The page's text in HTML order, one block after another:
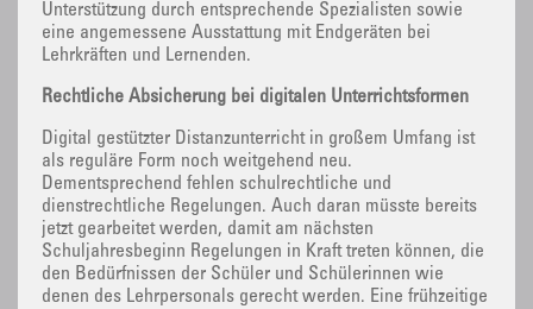
Unterstützung durch entsprechende Spezialisten sowie
eine angemessene Ausstattung mit Endgeräten bei
Lehrkräften und Lernenden.
Rechtliche Absicherung bei digitalen Unterrichtsformen
Digital gestützter Distanzunterricht in großem Umfang ist
als reguläre Form noch weitgehend neu.
Dementsprechend fehlen schulrechtliche und
dienstrechtliche Regelungen. Auch daran müsste bereits
jetzt gearbeitet werden, damit am nächsten
Schuljahresbeginn Regelungen in Kraft treten können, die
den Bedürfnissen der Schüler und Schülerinnen wie
denen des Lehrpersonals gerecht werden. Eine frühzeitige